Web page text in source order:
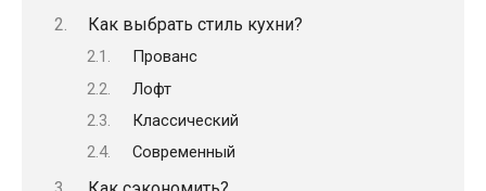
Как выбрать стиль кухни?
Прованс
Лофт
Классический
Современный